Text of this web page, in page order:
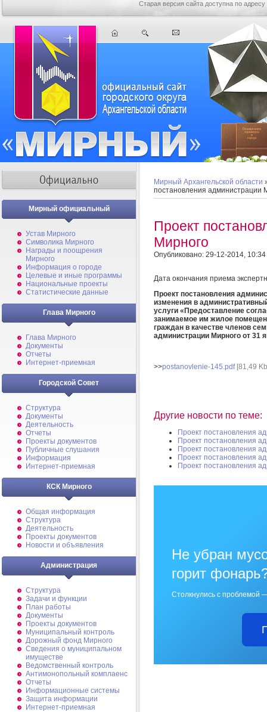
Старая версия сайта доступна по адресу
Мирный официальный
Устав Мирного
Символика Мирного
Награды и поощрения
Мирного
Информация о городе
Целевые и иные программы
Национальные проекты
Статистические данные
Глава Мирного
Глава Мирного
Документы
Отчеты
Интернет-приемная
Городской Совет
Структура
Документы
Деятельность
Отчеты
Проекты документов
Публичные слушания
Информация
Интернет-приемная
КСК Мирного
Общая информация
Структура
Деятельность
Проекты документов
Новости и объявления
Администрация
Структура
Задачи и функции
План работы
Документы
Проекты документов
Муниципальный контроль
Дорожный фонд Мирного
Cведения о муниципальном
имуществе
Ведомственный контроль
Антимонопольный комплаенс
Отчеты
Информационные системы
Защита информации
Интернет-приемная
Мирный Архангельской области
постановления администрации
Проект
Мирного
Опубликовано: 29-12-2014, 10:34
Дата окончания приема
Проект постановления
изменения в
услуги «Предоставление
занимаемое им жилое
граждан в качестве членов
администрации Мирного от 31
>>postanovlenie-145.pdf[81,49
Другие новости по теме:
Проект постановления
Проект постановления
Проект постановления
Проект постановления
Проект постановления
Не убран
горит
Столкнулись с проблемой